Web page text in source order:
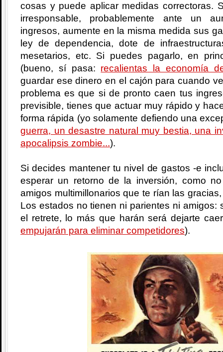
cosas y puede aplicar medidas correctoras.
irresponsable, probablemente ante un
ingresos, aumente en la misma medida sus
ley de dependencia, dote de
mesetarios, etc. Si puedes pagarlo, en
(bueno, sí pasa: recalientas la economía
guardar ese dinero en el cajón para cuando
problema es que si de pronto caen tus
previsible, tienes que actuar muy rápido y
forma rápida (yo solamente defiendo una
guerra, un desastre natural muy bestia, una
apocalipsis zombie...).
Si decides mantener tu nivel de gastos -e
esperar un retorno de la inversión, como
amigos multimillonarios que te rían las
Los estados no tienen ni parientes ni amigos:
el retrete, lo más que harán será dejarte
empujarán para eliminar competidores).